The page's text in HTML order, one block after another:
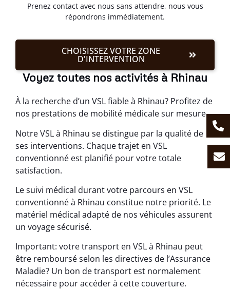
Prenez contact avec nous sans attendre, nous vous
répondrons immédiatement.
CHOISISSEZ VOTRE ZONE
D'INTERVENTION
Voyez toutes nos activités à Rhinau
À la recherche d’un VSL fiable à Rhinau? Profitez de
nos prestations de mobilité médicale sur mesure.
Notre VSL à Rhinau se distingue par la qualité de
ses interventions. Chaque trajet en VSL
conventionné est planifié pour votre totale
satisfaction.
Le suivi médical durant votre parcours en VSL
conventionné à Rhinau constitue notre priorité. Le
matériel médical adapté de nos véhicules assurent
un voyage sécurisé.
Important: votre transport en VSL à Rhinau peut
être remboursé selon les directives de l’Assurance
Maladie? Un bon de transport est normalement
nécessaire pour accéder à cette couverture.